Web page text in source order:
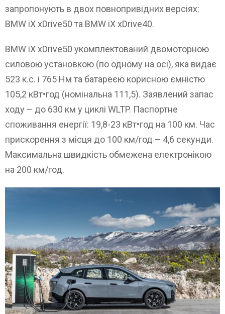
запропонують в двох повнопривідних версіях:
BMW iX xDrive50 та BMW iX xDrive40.
BMW iX xDrive50 укомплектований двомоторною
силовою установкою (по одному на осі), яка видає
523 к.с. і 765 Нм та батареєю корисною ємністю
105,2 кВт•год (номінальна 111,5). Заявлений запас
ходу – до 630 км у циклі WLTP. Паспортне
споживання енергії: 19,8-23 кВт•год на 100 км. Час
прискорення з місця до 100 км/год – 4,6 секунди.
Максимальна швидкість обмежена електронікою
на 200 км/год.